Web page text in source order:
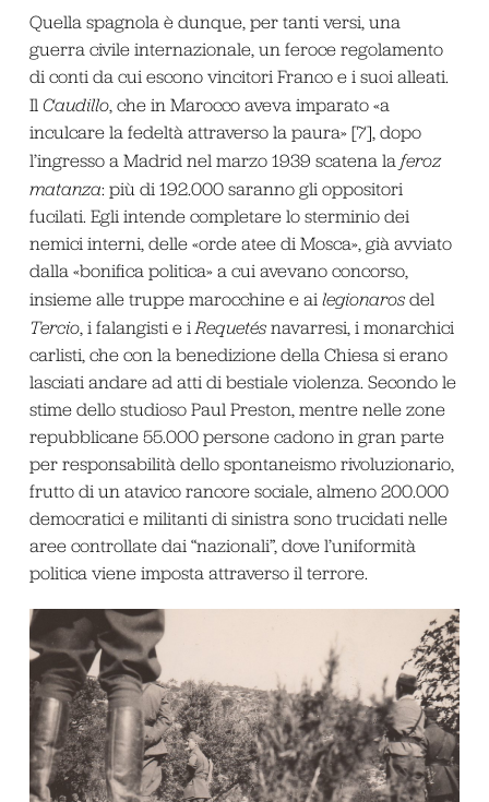
Quella spagnola è dunque, per tanti versi, una
guerra civile internazionale, un feroce regolamento
di conti da cui escono vincitori Franco e i suoi alleati.
Il Caudillo, che in Marocco aveva imparato «a
inculcare la fedeltà attraverso la paura» [7], dopo
l’ingresso a Madrid nel marzo 1939 scatena la feroz
matanza: più di 192.000 saranno gli oppositori
fucilati. Egli intende completare lo sterminio dei
nemici interni, delle «orde atee di Mosca», già avviato
dalla «bonifica politica» a cui avevano concorso,
insieme alle truppe marocchine e ai legionarosdel
Tercio, i falangisti e i Requetésnavarresi, i monarchici
carlisti, che con la benedizione della Chiesa si erano
lasciati andare ad atti di bestiale violenza. Secondo le
stime dello studioso Paul Preston, mentre nelle zone
repubblicane 55.000 persone cadono in gran parte
per responsabilità dello spontaneismo rivoluzionario,
frutto di un atavico rancore sociale, almeno 200.000
democratici e militanti di sinistra sono trucidati nelle
aree controllate dai “nazionali”, dove l’uniformità
politica viene imposta attraverso il terrore.